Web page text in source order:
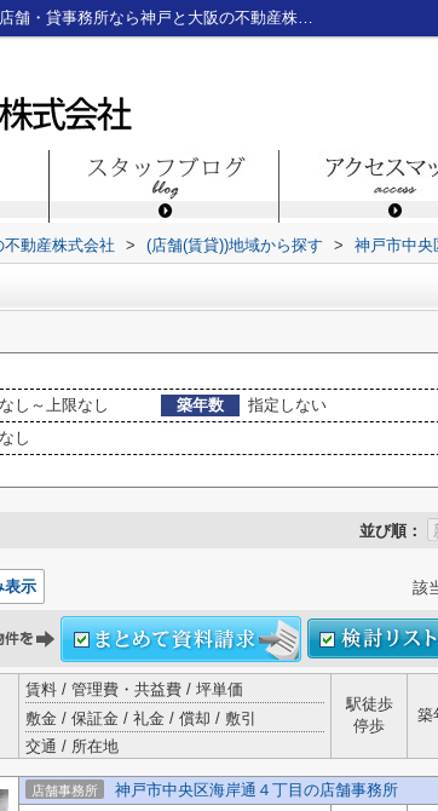
神戸市中央区海岸通の店舗一覧｜神戸三宮のテナント・貸店舗・貸事務所なら神戸と大阪の不動産株式会社
動産株式会社 > (店舗(賃貸))地域から探す > 神戸市中央
し～上限なし 築年数
指定しない
し
並び順：
表示 該
賃料 / 管理費・共益費 / 坪単価
敷金 / 保証金 / 礼金 / 償却 / 敷引
交通 / 所在地
駅徒歩
停歩
築
店舗事務所 神戸市中央区海岸通４丁目の店舗事務所